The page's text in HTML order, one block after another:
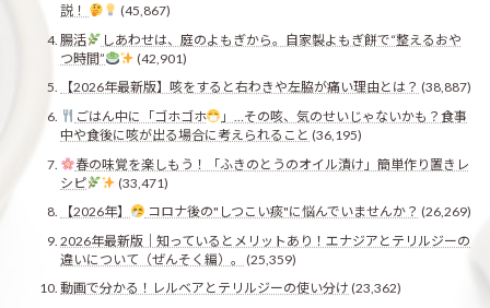
説！
(45,867)
腸活
しあわせは、庭のよもぎから。自家製よもぎ餅で“整えるおや
つ時間”
(42,901)
【2026年最新版】咳をすると右わきや左脇が痛い理由とは？ (38,887)
ごはん中に「ゴホゴホ
」…その咳、気のせいじゃないかも？食事
中や食後に咳が出る場合に考えられること (36,195)
春の味覚を楽しもう！「ふきのとうのオイル漬け」簡単作り置きレ
シピ
(33,471)
【2026年】
コロナ後の"しつこい痰"に悩んでいませんか？ (26,269)
2026年最新版｜知っているとメリットあり！エナジアとテリルジーの
違いについて（ぜんそく編）。
(25,359)
動画で分かる！レルベアとテリルジーの使い分け (23,362)